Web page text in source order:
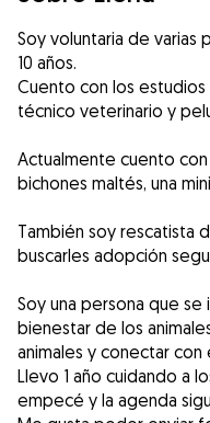
Soy voluntaria de
10 años.
Cuento con los estudios
técnico veterinario y
Actualmente cuento
bichones maltés, una
También soy rescatista
buscarles adopción
Soy una persona que se
bienestar de los
animales y conectar con
Llevo 1 año cuidando a
empecé y la agenda